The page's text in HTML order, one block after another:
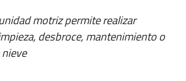
motriz permite realizar
desbroce, mantenimiento o